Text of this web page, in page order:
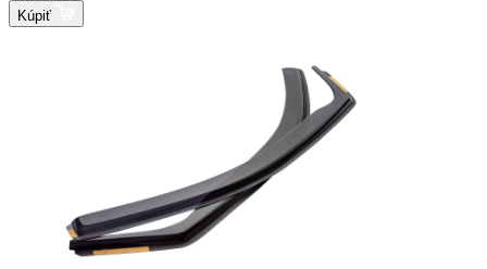
Kúpiť